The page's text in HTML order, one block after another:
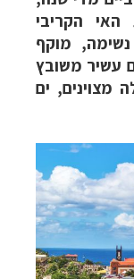
הקריבי
מוקף
עשיר משובץ
מצוינים, ים